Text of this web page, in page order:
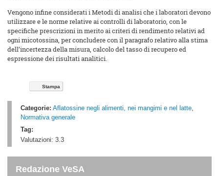
Vengono infine considerati i Metodi di analisi che i laboratori devono
utilizzare e le norme relative ai controlli di laboratorio, con le
specifiche prescrizioni in merito ai criteri di rendimento relativi ad
ogni micotossina, per concludere con il paragrafo relativo alla stima
dell’incertezza della misura, calcolo del tasso di recupero ed
espressione dei risultati analitici.
Stampa
Categorie: Aflatossine negli alimenti, nei mangimi e nel latte,
Normativa generale
Tag:
Valutazioni: 3.3
Redazione VeSA